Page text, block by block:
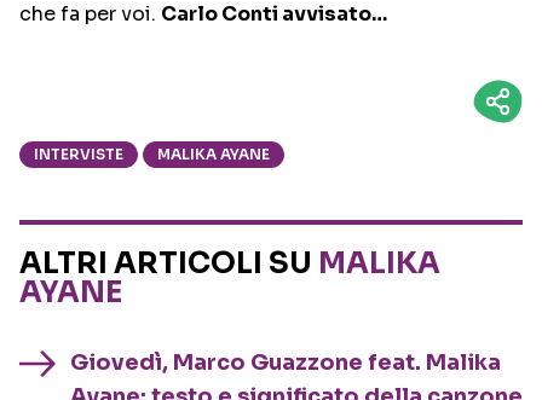
che fa per voi. Carlo Conti avvisato…
INTERVISTE MALIKA AYANE
ALTRI ARTICOLI SU MALIKA
AYANE
Giovedì, Marco Guazzone feat. Malika